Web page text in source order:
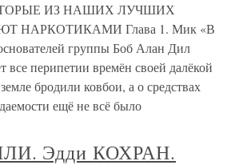
ИЗ НАШИХ ЛУЧШИХ
НАРКОТИКАМИ Глава 1. Мик «В
группы Боб Алан Дил
все перипетии времён своей далёкой
бродили ковбои, а о средствах
ещё не всё было
Эдди КОХРАН.